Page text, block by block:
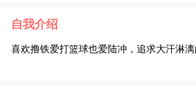
自我介绍
喜欢撸铁爱打篮球也爱陆冲，追求大汗淋